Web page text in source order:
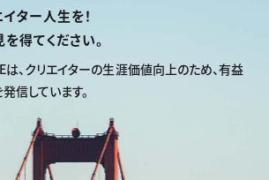
ター人生を！
得てください。
、 クリエイターの生涯価値向上のため、有益
信しています。